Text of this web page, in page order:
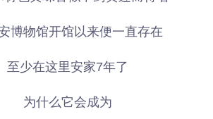
博物馆开馆以来便一直存在
至少在这里安家7年了
为什么它会成为